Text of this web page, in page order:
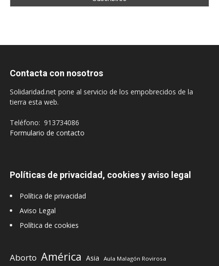
Contacta con nosotros
Solidaridad.net pone al servicio de los empobrecidos de la
tierra esta web.
Teléfono: 913734086
Formulario de contacto
Políticas de privacidad, cookies y aviso legal
Política de privacidad
Aviso Legal
Política de cookies
Aborto América Asia Aula Malagón Rovirosa